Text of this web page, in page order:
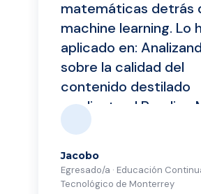
matemáticas detrás
machine learning. Lo
aplicado en:
sobre la calidad del
contenido destilado
mediante el Reading
Google Chrome para
tecnologías de
Asimismo, definiendo
Jacobo
Egresado/a · Educación
Tecnológico de Monterrey